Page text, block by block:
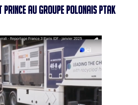
AU GROUPE POLONAIS PTAK